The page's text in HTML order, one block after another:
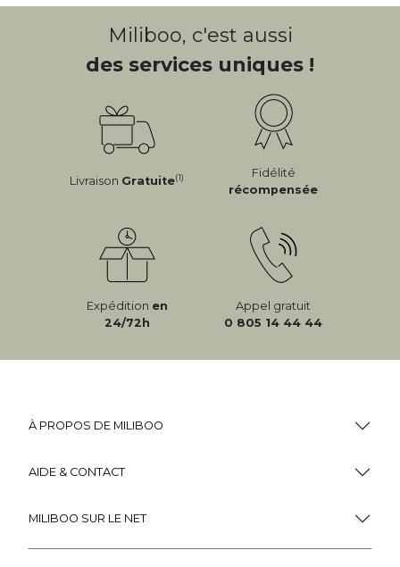
Miliboo, c'est aussi
des services uniques !
Livraison Gratuite(1)
Fidélité
récompensée
Expédition en
24/72h
Appel gratuit
0 805 14 44 44
À PROPOS DE MILIBOO
AIDE & CONTACT
MILIBOO SUR LE NET